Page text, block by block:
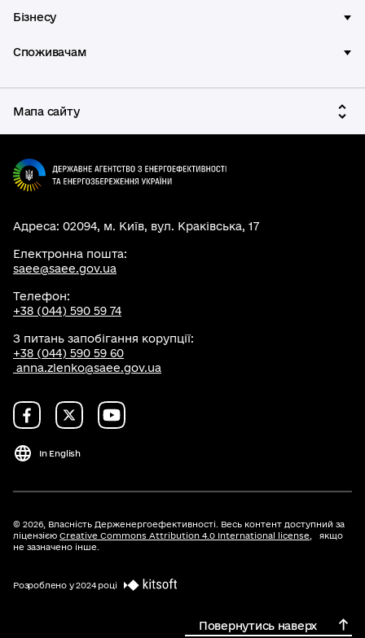
Бізнесу
Споживачам
Мапа сайту
Адреса: 02094, м. Київ, вул. Краківська, 17
Електронна пошта:
saee@saee.gov.ua
Телефон:
+38 (044) 590 59 74
З питань запобігання корупції:
+38 (044) 590 59 60
anna.zlenko@saee.gov.ua
In English
© 2026, Власність Держенергоефективності. Весь контент доступний за
ліцензією Creative Commons Attribution 4.0 International license , якщо
не зазначено інше.
Розроблено у 2024 році
Повернутись наверх